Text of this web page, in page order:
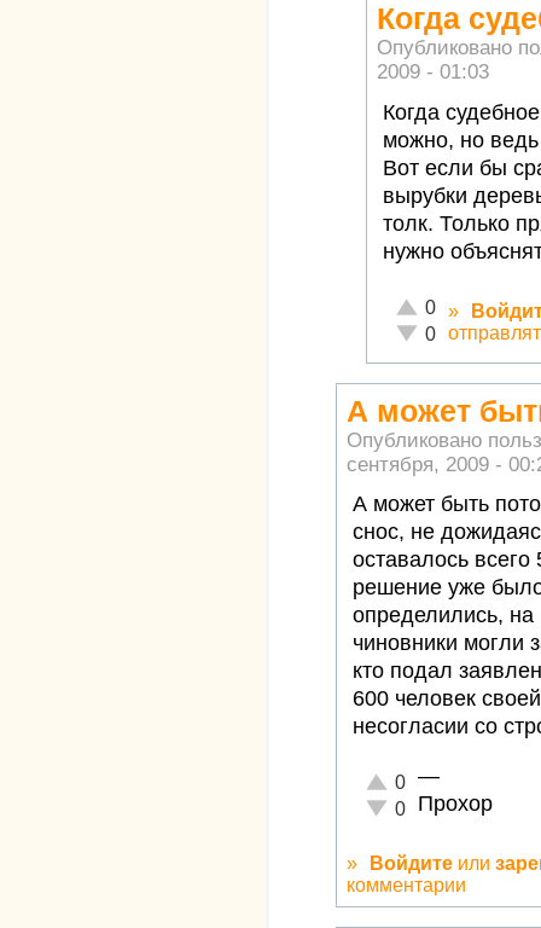
Когда
Опубликовано
2009 - 01:03
Когда
можно, но
Вот если бы
вырубки
толк. Только
нужно
Отлично!
0
Неадекватно!
0
»
А может
Опубликовано
сентября, 2009 -
А может быть
снос, не
оставалось
решение уже
определились, на
чиновники могли
кто подал
600 человек
несогласии со
Отлично!
0
Неадекватно!
0
—
Прохор
» Войдите или
комментарии